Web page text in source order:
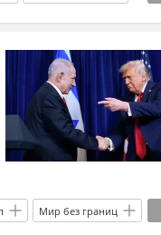
главное
мир
Мир без границ